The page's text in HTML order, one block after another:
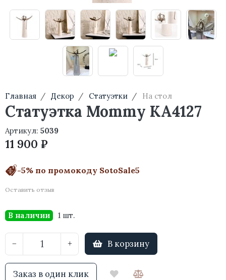
Главная Декор Статуэтки На стол
Статуэтка Mommy KA4127
Артикул: 5039
11 900 ₽
-5% по промокоду SotoSale5
Оставить отзыв
В наличии 1 шт.
− + В корзину
Заказ в один клик